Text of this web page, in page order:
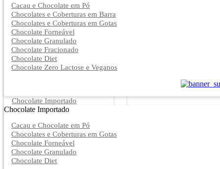
Cacau e Chocolate em Pó
Chocolates e Coberturas em Barra
Chocolates e Coberturas em Gotas
Chocolate Forneável
Chocolate Granulado
Chocolate Fracionado
Chocolate Diet
Chocolate Zero Lactose e Veganos
Chocolate Importado
Chocolate Importado
Cacau e Chocolate em Pó
Chocolates e Coberturas em Gotas
Chocolate Forneável
Chocolate Granulado
Chocolate Diet